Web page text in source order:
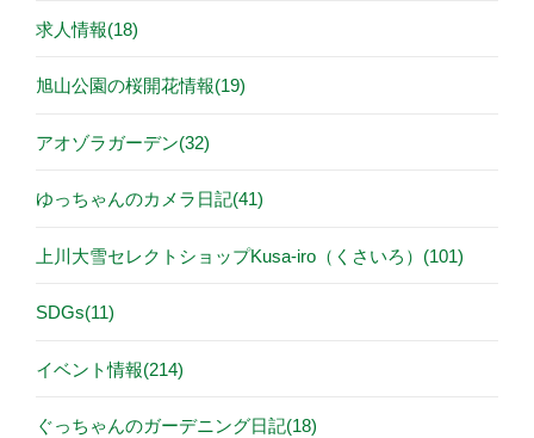
求人情報(18)
旭山公園の桜開花情報(19)
アオゾラガーデン(32)
ゆっちゃんのカメラ日記(41)
上川大雪セレクトショップKusa-iro（くさいろ）(101)
SDGs(11)
イベント情報(214)
ぐっちゃんのガーデニング日記(18)